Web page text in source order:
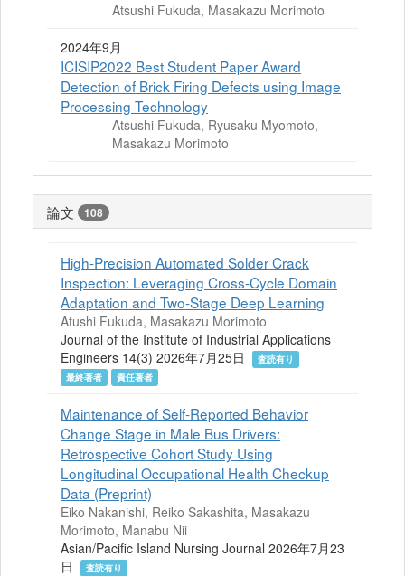
Atsushi Fukuda, Masakazu Morimoto
2024年9月
ICISIP2022 Best Student Paper Award
Detection of Brick Firing Defects using Image
Processing Technology
Atsushi Fukuda, Ryusaku Myomoto,
Masakazu Morimoto
論文 108
High-Precision Automated Solder Crack
Inspection: Leveraging Cross-Cycle Domain
Adaptation and Two-Stage Deep Learning
Atushi Fukuda, Masakazu Morimoto
Journal of the Institute of Industrial Applications
Engineers 14(3) 2026年7月25日
査読有り
最終著者
責任著者
Maintenance of Self-Reported Behavior
Change Stage in Male Bus Drivers:
Retrospective Cohort Study Using
Longitudinal Occupational Health Checkup
Data (Preprint)
Eiko Nakanishi, Reiko Sakashita, Masakazu
Morimoto, Manabu Nii
Asian/Pacific Island Nursing Journal 2026年7月23
日
査読有り